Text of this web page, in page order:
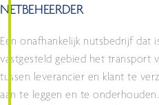
NETBEHEERDER
Een onafhankelijk nutsbedrijf dat
vastgesteld gebied het transport
tussen leverancier en klant te
aan te leggen en te